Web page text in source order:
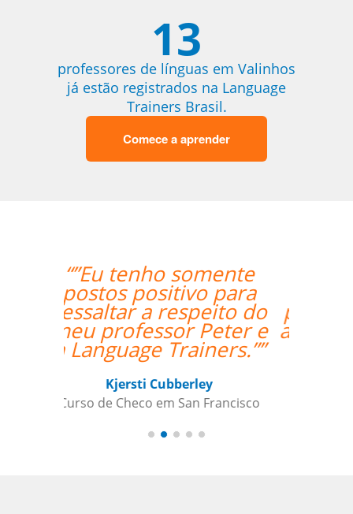
13
professores de línguas em Valinhos
já estão registrados na Language
Trainers Brasil.
Comece a aprender
“”As aulas foram
maravilhosas. O
professor foi ótimo e
atencioso e altamente
recomendado.””
Sameer Gafoor
Curso de Alemão em Chicago